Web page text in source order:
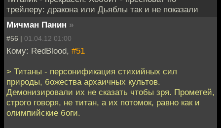
трейлеру: дракона или Дьяблы так и не показали
Мичман Панин »
#56 | 01.04.12 01:00
Кому: RedBlood, #51
> Титаны - персонификация стихийных сил
природы, божества архаичных культов.
Демонизировали их не сказать чтобы зря. Прометей,
строго говоря, не титан, а их потомок, равно как и
олимпийские боги.